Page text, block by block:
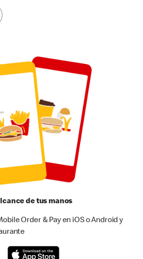
de tus manos
Order & Pay en iOS o Android y